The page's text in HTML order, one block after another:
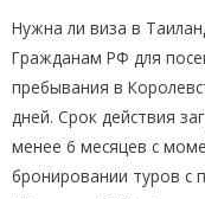
Нужна ли виза в
Гражданам РФ для
пребывания в
дней. Срок действия
менее 6 месяцев с
бронировании туров с